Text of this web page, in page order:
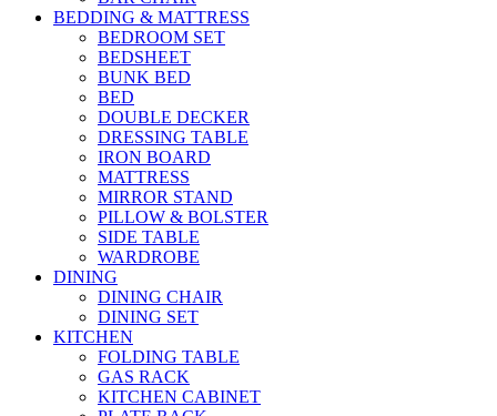
BEDDING & MATTRESS
BEDROOM SET
BEDSHEET
BUNK BED
BED
DOUBLE DECKER
DRESSING TABLE
IRON BOARD
MATTRESS
MIRROR STAND
PILLOW & BOLSTER
SIDE TABLE
WARDROBE
DINING
DINING CHAIR
DINING SET
KITCHEN
FOLDING TABLE
GAS RACK
KITCHEN CABINET